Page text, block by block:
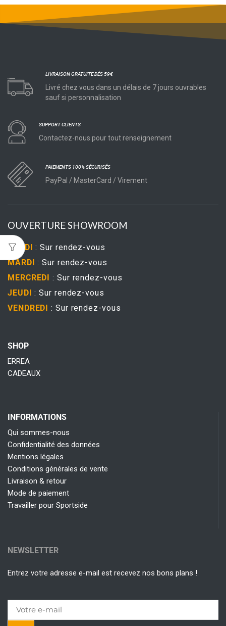
LIVRAISON GRATUITE DÈS 59€
Livré chez vous dans un délais de 7 jours ouvrables
sauf si personnalisation
SUPPORT CLIENTS
Contactez-nous pour tout renseignement
PAIEMENTS 100% SÉCURISÉS
PayPal / MasterCard / Virement
OUVERTURE SHOWROOM
LUNDI : Sur rendez-vous
MARDI: Sur rendez-vous
MERCREDI : Sur rendez-vous
JEUDI : Sur rendez-vous
VENDREDI : Sur rendez-vous
SHOP
ERREA
CADEAUX
INFORMATIONS
Qui sommes-nous
Confidentialité des données
Mentions légales
Conditions générales de vente
Livraison & retour
Mode de paiement
Travailler pour Sportside
NEWSLETTER
Entrez votre adresse e-mail est recevez nos bons plans !